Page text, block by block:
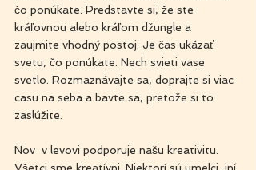
čo ponúkate. Predstavte si, že ste
kráľovnou alebo kráľom džungle a
zaujmite vhodný postoj. Je čas ukázať
svetu, čo ponúkate. Nech svieti vase
svetlo. Rozmaznávajte sa, doprajte si viac
casu na seba a bavte sa, pretože si to
zaslúžite.
Nov  v levovi podporuje našu kreativitu.